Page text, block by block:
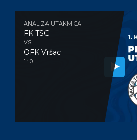
ANALIZA UTAKMICA
FK TSC
VS
OFK Vršac
1 : 0